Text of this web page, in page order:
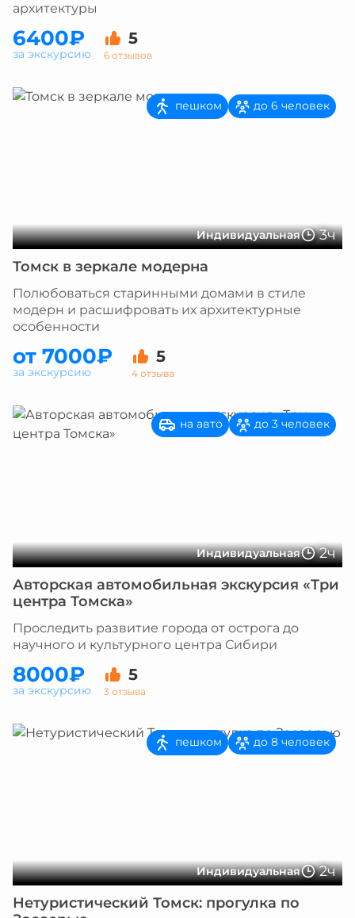
архитектуры
6400₽ 5
6 отзывов
за экскурсию
Индивидуальная 3ч
пешком до 6 человек
Томск в зеркале модерна
Полюбоваться старинными домами в стиле
модерн и расшифровать их архитектурные
особенности
от 7000₽ 5
4 отзыва
за экскурсию
Индивидуальная 2ч
на авто до 3 человек
Авторская автомобильная экскурсия «Три
центра Томска»
Проследить развитие города от острога до
научного и культурного центра Сибири
8000₽ 5
3 отзыва
за экскурсию
Индивидуальная 2ч
пешком до 8 человек
Нетуристический Томск: прогулка по